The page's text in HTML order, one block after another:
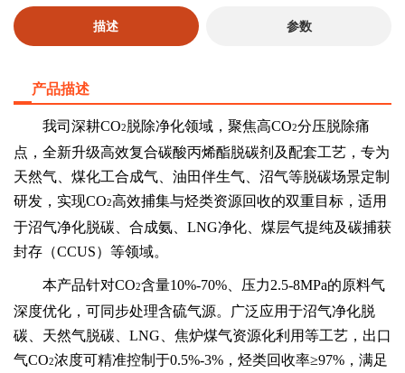
描述 参数
产品描述
我司深耕CO2脱除净化领域，聚焦高CO2分压脱除痛
点，全新升级高效复合碳酸丙烯酯脱碳剂及配套工艺，专为
天然气、煤化工合成气、油田伴生气、沼气等脱碳场景定制
研发，实现CO2高效捕集与烃类资源回收的双重目标，适用
于沼气净化脱碳、合成氨、 LNG净化、煤层气提纯及碳捕获
封存（CCUS）等领域。
本产品针对CO2含量10%-70%、压力2.5-8MPa的原料气
深度优化，可同步处理含硫气源。广泛应用于沼气净化脱
碳、天然气脱碳、LNG、焦炉煤气资源化利用等工艺，出口
气CO2浓度可精准控制于0.5%-3%，烃类回收率≥97%，满足